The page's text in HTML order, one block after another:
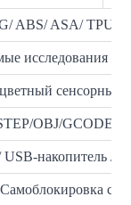
ABS/ ASA/ TPU/
исследования и
сенсорный
OBJ/GCODE/
USB-накопитель /